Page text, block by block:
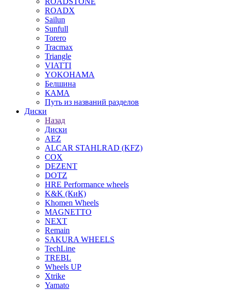
ROADX
Sailun
Sunfull
Torero
Tracmax
Triangle
VIATTI
YOKOHAMA
Белшина
КАМА
Путь из названий разделов
Диски
Назад
Диски
AEZ
ALCAR STAHLRAD (KFZ)
COX
DEZENT
DOTZ
HRE Performance wheels
K&K (КиК)
Khomen Wheels
MAGNETTO
NEXT
Remain
SAKURA WHEELS
TechLine
TREBL
Wheels UP
Xtrike
Yamato